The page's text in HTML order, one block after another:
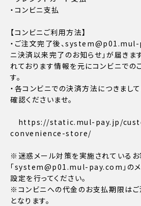
・コンビニ支払
【コンビニご利用方法】
・ご注文完了後、system@p01.mul-
ニ決済以来完了のお知らせ」が届きま
れております情報を元にコンビニでの
す。
・各コンビニでの決済方法につきまし
確認くださいませ。
https://static.mul-pay.jp/
convenience-store/
※迷惑メール対策を実施されている
「system@p01.mul-pay.com」のメ
設定を行ってください。
※コンビニへの代金のお支払期限は
となります。